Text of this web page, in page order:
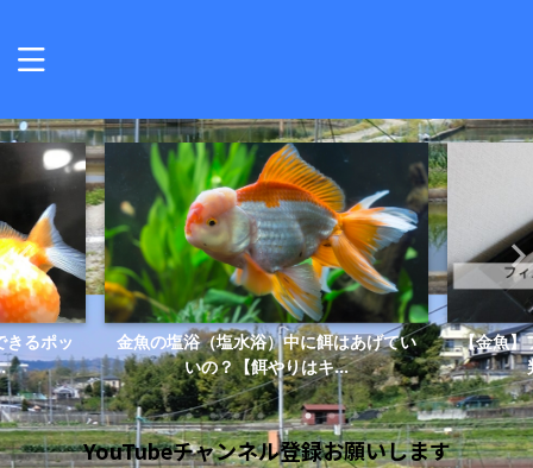
きるポッ
金魚の塩浴（塩水浴）中に餌はあげてい
いの？【餌やりはキ...
【金魚】
YouTubeチャンネル登録お願いします